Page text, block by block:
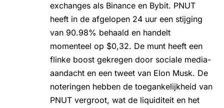
exchanges als Binance en Bybit. PNUT
heeft in de afgelopen 24 uur een stijging
van 90.98% behaald en handelt
momenteel op $0,32. De munt heeft een
flinke boost gekregen door sociale media-
aandacht en een tweet van Elon Musk. De
noteringen hebben de toegankelijkheid van
PNUT vergroot, wat de liquiditeit en het